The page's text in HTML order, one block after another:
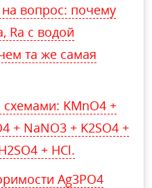
вопрос: почему
Ra с водой
та же самая
KMnO4 +
+ NaNO3 + K2SO4 +
+ HCl.
Ag3PO4